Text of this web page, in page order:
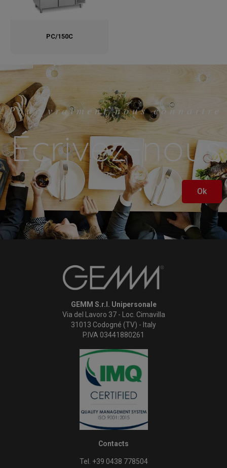
PC/150C
Pour vraiment nous connaitre
Écrivez-nous
Ok
GEMM S.r.l. Unipersonale
Via del Lavoro 37 - Loc. Cimavilla
31013 Codogné (TV) - Italy
P.IVA 03441880261
Contacts
Tel. +39 0438 778504